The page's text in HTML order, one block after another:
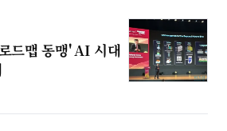
드맵 동맹' AI 시대